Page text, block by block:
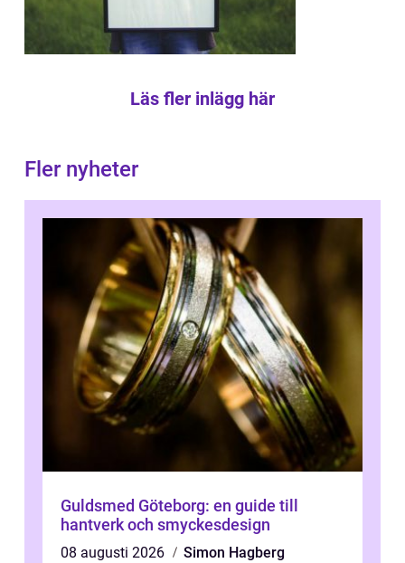
Läs fler inlägg här
Fler nyheter
Guldsmed Göteborg: en guide till
hantverk och smyckesdesign
08 augusti 2026
Simon Hagberg